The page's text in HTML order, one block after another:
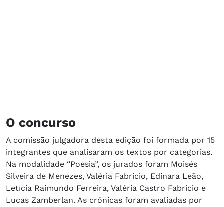
O concurso
A comissão julgadora desta edição foi formada por 15
integrantes que analisaram os textos por categorias.
Na modalidade “Poesia”, os jurados foram Moisés
Silveira de Menezes, Valéria Fabrício, Edinara Leão,
Letícia Raimundo Ferreira, Valéria Castro Fabrício e
Lucas Zamberlan. As crônicas foram avaliadas por